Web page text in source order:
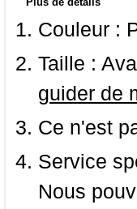
Couleur :
Taille :
guider de
Ce n'est
Service
Nous